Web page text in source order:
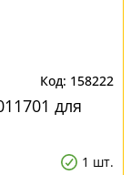
158222
для
1 шт.